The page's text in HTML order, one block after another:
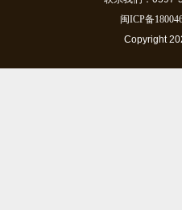
闽ICP备
Copyright